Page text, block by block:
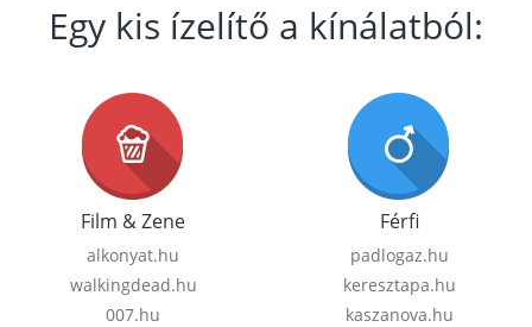
Egy kis ízelítő a kínálatból:
Film & Zene
alkonyat.hu
walkingdead.hu
007.hu
Férfi
padlogaz.hu
keresztapa.hu
kaszanova.hu